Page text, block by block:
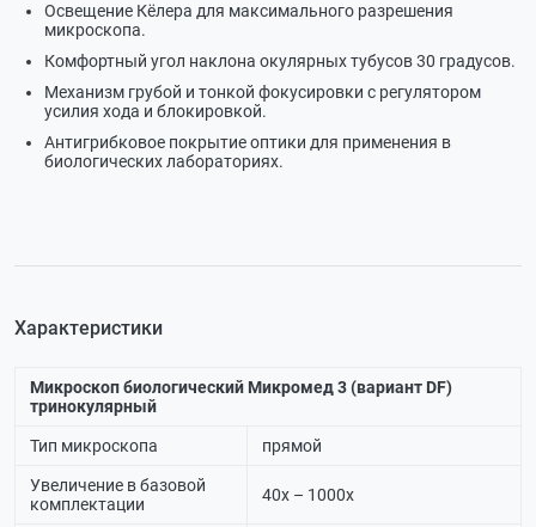
Освещение Кёлера для максимального разрешения
микроскопа.
Комфортный угол наклона окулярных тубусов 30 градусов.
Механизм грубой и тонкой фокусировки с регулятором
усилия хода и блокировкой.
Антигрибковое покрытие оптики для применения в
биологических лабораториях.
Характеристики
Микроскоп биологический Микромед 3 (вариант DF)
тринокулярный
Тип микроскопа прямой
Увеличение в базовой
комплектации
40х – 1000х